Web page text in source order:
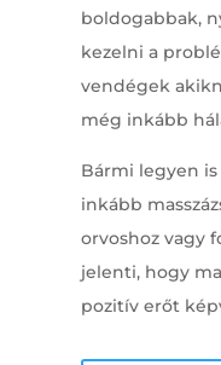
boldogabbak,
kezelni a
vendégek
még inkább
Bármi legyen is
inkább
orvoshoz vagy
jelenti, hogy
pozitív erőt